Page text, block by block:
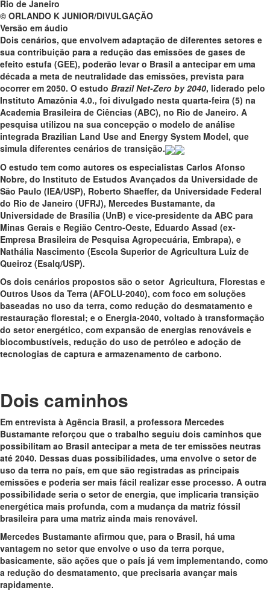
Rio de Janeiro
© ORLANDO K JUNIOR/DIVULGAÇÃO
Versão em áudio
Dois cenários, que envolvem adaptação de diferentes setores e
sua contribuição para a redução das emissões de gases de
efeito estufa (GEE), poderão levar o Brasil a antecipar em uma
década a meta de neutralidade das emissões, prevista para
ocorrer em 2050. O estudo Brazil Net-Zero by 2040, liderado pelo
Instituto Amazônia 4.0., foi divulgado nesta quarta-feira (5) na
Academia Brasileira de Ciências (ABC), no Rio de Janeiro. A
pesquisa utilizou na sua concepção o modelo de análise
integrada Brazilian Land Use and Energy System Model, que
simula diferentes cenários de transição.
O estudo tem como autores os especialistas Carlos Afonso
Nobre, do Instituto de Estudos Avançados da Universidade de
São Paulo (IEA/USP), Roberto Shaeffer, da Universidade Federal
do Rio de Janeiro (UFRJ), Mercedes Bustamante, da
Universidade de Brasília (UnB) e vice-presidente da ABC para
Minas Gerais e Região Centro-Oeste, Eduardo Assad (ex-
Empresa Brasileira de Pesquisa Agropecuária, Embrapa), e
Nathália Nascimento (Escola Superior de Agricultura Luiz de
Queiroz (Esalq/USP).
Os dois cenários propostos são o setor Agricultura, Florestas e
Outros Usos da Terra (AFOLU-2040), com foco em soluções
baseadas no uso da terra, como redução do desmatamento e
restauração florestal; e o Energia-2040, voltado à transformação
do setor energético, com expansão de energias renováveis e
biocombustíveis, redução do uso de petróleo e adoção de
tecnologias de captura e armazenamento de carbono.
Dois caminhos
Em entrevista à Agência Brasil, a professora Mercedes
Bustamante reforçou que o trabalho seguiu dois caminhos que
possibilitam ao Brasil antecipar a meta de ter emissões neutras
até 2040. Dessas duas possibilidades, uma envolve o setor de
uso da terra no país, em que são registradas as principais
emissões e poderia ser mais fácil realizar esse processo. A outra
possibilidade seria o setor de energia, que implicaria transição
energética mais profunda, com a mudança da matriz fóssil
brasileira para uma matriz ainda mais renovável.
Mercedes Bustamante afirmou que, para o Brasil, há uma
vantagem no setor que envolve o uso da terra porque,
basicamente, são ações que o país já vem implementando, como
a redução do desmatamento, que precisaria avançar mais
rapidamente.